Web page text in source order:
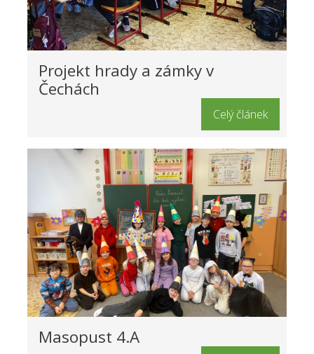
Projekt hrady a zámky v
Čechách
Celý článek
Masopust 4.A